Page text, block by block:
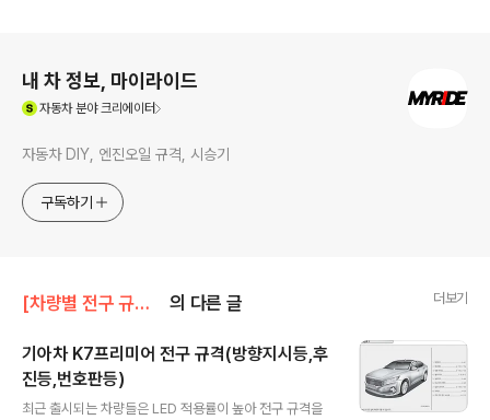
내 차 정보, 마이라이드
자동차분야 크리에이터
자동차 DIY, 엔진오일 규격, 시승기
구독하기
[차량별 전구 규격]/기아차 전구 의 다른 글 더보기
기아차 K7프리미어 전구 규격(방향지시등,후
진등,번호판등)
최근 출시되는 차량들은 LED 적용률이 높아 전구 규격을